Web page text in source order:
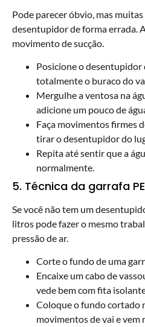
Pode parecer óbvio, mas
desentupidor de forma errada.
movimento de sucção.
Posicione o desentupidor
totalmente o buraco do
Mergulhe a ventosa na
adicione um pouco de
Faça movimentos firmes
tirar o desentupidor do
Repita até sentir que a
normalmente.
5. Técnica da garrafa
Se você não tem um
litros pode fazer o mesmo
pressão de ar.
Corte o fundo de uma
Encaixe um cabo de
vede bem com fita
Coloque o fundo cortado
movimentos de vai e vem